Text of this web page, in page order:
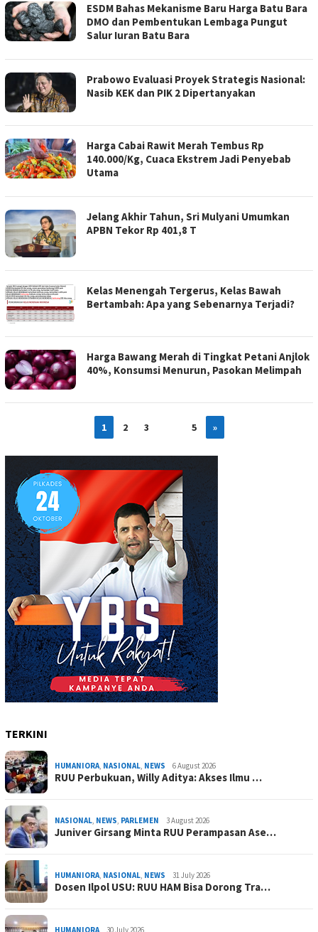
ESDM Bahas Mekanisme Baru Harga Batu Bara
DMO dan Pembentukan Lembaga Pungut
Salur Iuran Batu Bara
Prabowo Evaluasi Proyek Strategis Nasional:
Nasib KEK dan PIK 2 Dipertanyakan
Harga Cabai Rawit Merah Tembus Rp
140.000/Kg, Cuaca Ekstrem Jadi Penyebab
Utama
Jelang Akhir Tahun, Sri Mulyani Umumkan
APBN Tekor Rp 401,8 T
Kelas Menengah Tergerus, Kelas Bawah
Bertambah: Apa yang Sebenarnya Terjadi?
Harga Bawang Merah di Tingkat Petani Anjlok
40%, Konsumsi Menurun, Pasokan Melimpah
1 2 3 5 »
TERKINI
HUMANIORA NASIONAL NEWS 6 August 2026
RUU Perbukuan, Willy Aditya: Akses Ilmu …
NASIONAL NEWS PARLEMEN 3 August 2026
Juniver Girsang Minta RUU Perampasan Ase…
HUMANIORA NASIONAL NEWS 31 July 2026
Dosen Ilpol USU: RUU HAM Bisa Dorong Tra…
HUMANIORA 30 July 2026